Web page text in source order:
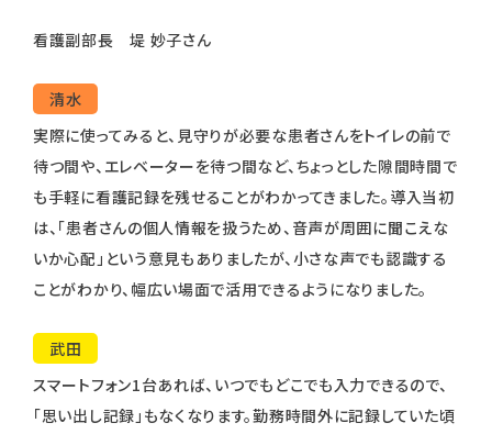
看護副部長 堤 妙子さん
清水
実際に使ってみると、見守りが必要な患者さんをトイレの前で
待つ間や、エレベーターを待つ間など、ちょっとした隙間時間で
も手軽に看護記録を残せることがわかってきました。導入当初
は、「患者さんの個人情報を扱うため、音声が周囲に聞こえな
いか心配」という意見もありましたが、小さな声でも認識する
ことがわかり、幅広い場面で活用できるようになりました。
武田
スマートフォン1台あれば、いつでもどこでも入力できるので、
「思い出し記録」もなくなります。勤務時間外に記録していた頃